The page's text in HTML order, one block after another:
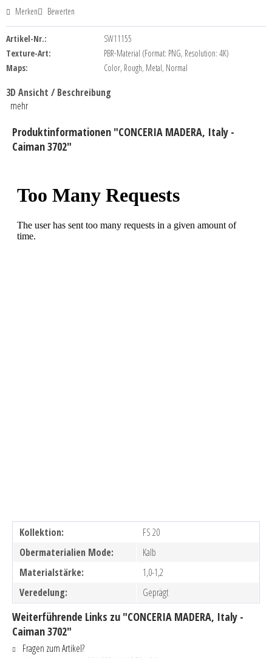
Merken Bewerten
Artikel-Nr.:
SW11155
Texture-Art:
PBR-Material (Format: PNG, Resolution: 4K)
Maps:
Color, Rough, Metal, Normal
3D Ansicht / Beschreibung
mehr
Produktinformationen "CONCERIA MADERA, Italy -
Caiman 3702"
Kollektion:
FS 20
Obermaterialien Mode:
Kalb
Materialstärke:
1,0-1,2
Veredelung:
Geprägt
Weiterführende Links zu "CONCERIA MADERA, Italy -
Caiman 3702"
Fragen zum Artikel?